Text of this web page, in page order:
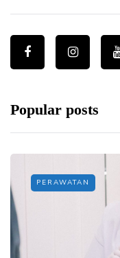
Popular posts
PERAWATAN